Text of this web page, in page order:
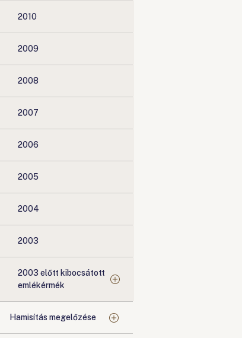
2010
2009
2008
2007
2006
2005
2004
2003
2003 előtt kibocsátott
emlékérmék
Hamisítás megelőzése